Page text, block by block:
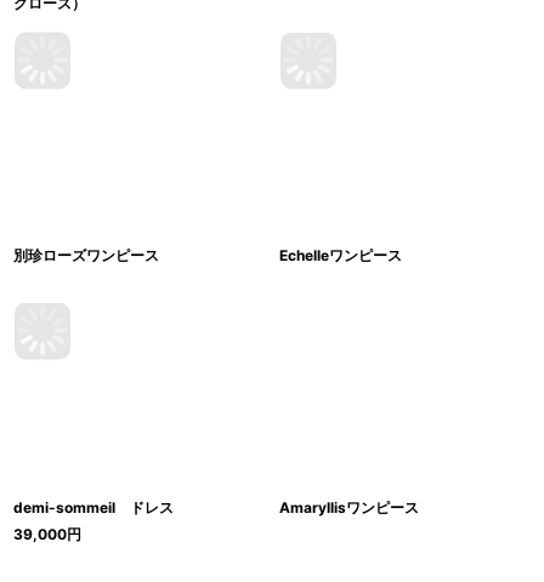
別珍ローズワンピース Echelleワンピース
demi-sommeil ドレス
39,000円
Amaryllisワンピース